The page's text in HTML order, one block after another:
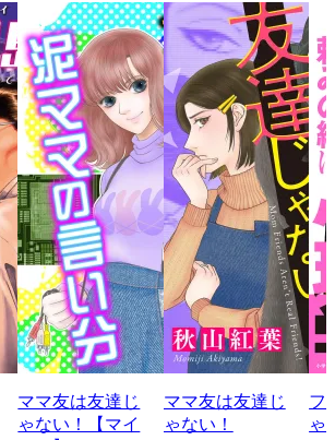
ママ友は友達じ
ゃない！【マイ
ママ友は友達じ
ゃない！
フ
ゃ